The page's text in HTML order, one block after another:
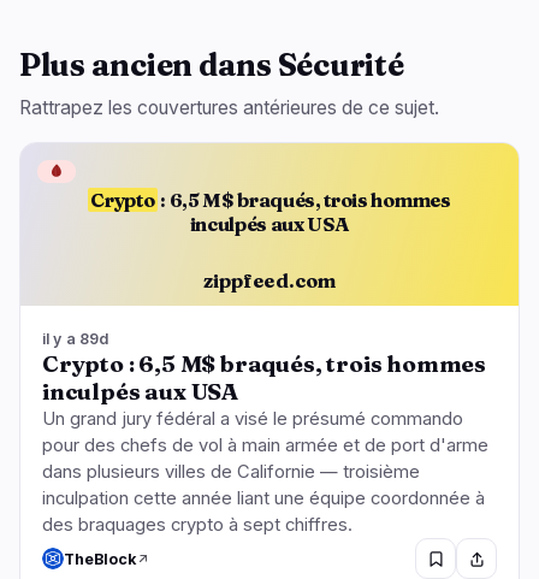
Plus ancien dans Sécurité
Rattrapez les couvertures antérieures de ce sujet.
Crypto : 6,5 M$ braqués, trois hommes
inculpés aux USA
zippfeed.com
🩸
il y a 89d
Crypto : 6,5 M$ braqués, trois hommes
inculpés aux USA
Un grand jury fédéral a visé le présumé commando
pour des chefs de vol à main armée et de port d'arme
dans plusieurs villes de Californie — troisième
inculpation cette année liant une équipe coordonnée à
des braquages crypto à sept chiffres.
TheBlock